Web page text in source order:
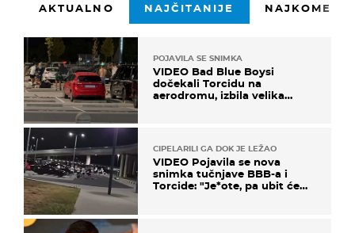
AKTUALNO NAJČITANIJE
POJAVILA SE SNIMKA
VIDEO Bad Blue Boysi
dočekali Torcidu na
aerodromu, izbila velika
CIPELARILI GA DOK JE LEŽAO
VIDEO Pojavila se nova
snimka tučnjave BBB-a i
Torcide: "Je*ote, pa ubit će